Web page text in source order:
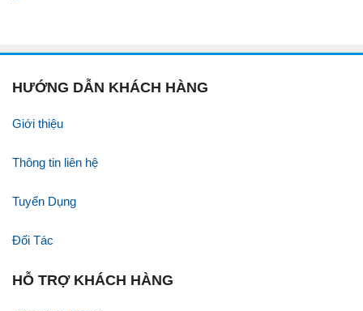
HƯỚNG DẪN KHÁCH HÀNG
Giới thiệu
Thông tin liên hệ
Tuyển Dụng
Đối Tác
HỖ TRỢ KHÁCH HÀNG